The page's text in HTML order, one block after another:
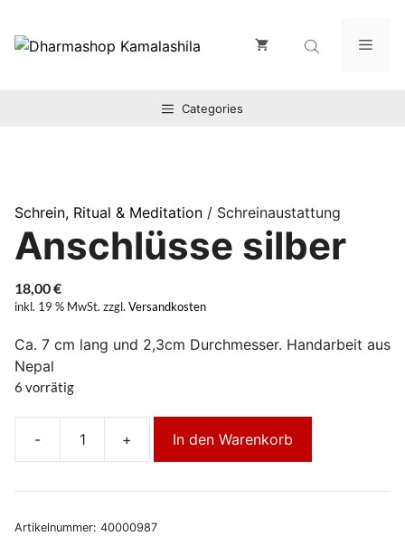
Inhalt
springen
Categories
Schrein, Ritual & Meditation / Schreinaustattung
Anschlüsse silber
18,00€
inkl. 19 % MwSt. zzgl. Versandkosten
Ca. 7 cm lang und 2,3cm Durchmesser. Handarbeit aus
Nepal
6 vorrätig
-
Anschlüsse
Menge
+ In den Warenkorb
Artikelnummer: 40000987